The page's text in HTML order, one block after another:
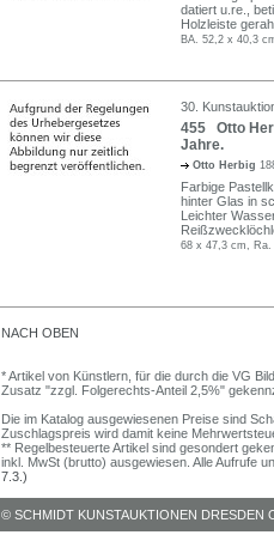
datiert u.re.,
Holzleiste
BA. 52,2 x 40,3
30.
455 Otto
Jahre.
Otto Herbig
Farbige
hinter Glas in
Leichter
68 x 47,3 cm,
NACH OBEN
* Artikel von Künstlern, für die durch die VG
Zusatz "zzgl. Folgerechts-Anteil 2,5%"
Die im Katalog ausgewiesenen Preise sind
Zuschlagspreis wird damit keine
** Regelbesteuerte Artikel sind gesondert
inkl. MwSt (brutto) ausgewiesen. Alle Aufrufe
7.3.)
© SCHMIDT KUNSTAUKTIONEN DRESDEN